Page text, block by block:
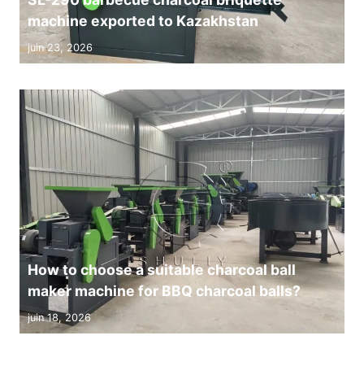
machine exported to Kazakhstan
juin 23, 2026
How to choose a suitable charcoal ball
maker machine for BBQ charcoal balls?
juin 18, 2026